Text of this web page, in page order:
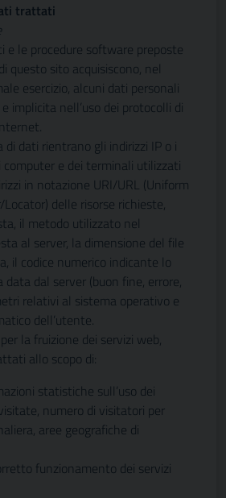
trattati
e le procedure software preposte
questo sito acquisiscono, nel
esercizio, alcuni dati personali
implicita nell’uso dei protocolli di
di dati rientrano gli indirizzi IP o i
computer e dei terminali utilizzati
in notazione URI/URL (Uniform
delle risorse richieste,
il metodo utilizzato nel
al server, la dimensione del file
il codice numerico indicante lo
dal server (buon fine, errore,
relativi al sistema operativo e
dell’utente.
la fruizione dei servizi web,
allo scopo di:
statistiche sull’uso dei
numero di visitatori per
aree geografiche di
funzionamento dei servizi